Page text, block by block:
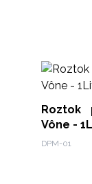
Roztok
Vône -
DPM-01